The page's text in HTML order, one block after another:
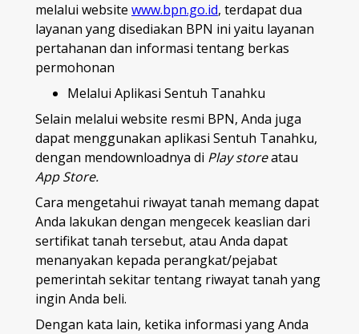
melalui website www.bpn.go.id, terdapat dua
layanan yang disediakan BPN ini yaitu layanan
pertahanan dan informasi tentang berkas
permohonan
Melalui Aplikasi Sentuh Tanahku
Selain melalui website resmi BPN, Anda juga
dapat menggunakan aplikasi Sentuh Tanahku,
dengan mendownloadnya di Play storeatau
App Store.
Cara mengetahui riwayat tanah memang dapat
Anda lakukan dengan mengecek keaslian dari
sertifikat tanah tersebut, atau Anda dapat
menanyakan kepada perangkat/pejabat
pemerintah sekitar tentang riwayat tanah yang
ingin Anda beli.
Dengan kata lain, ketika informasi yang Anda